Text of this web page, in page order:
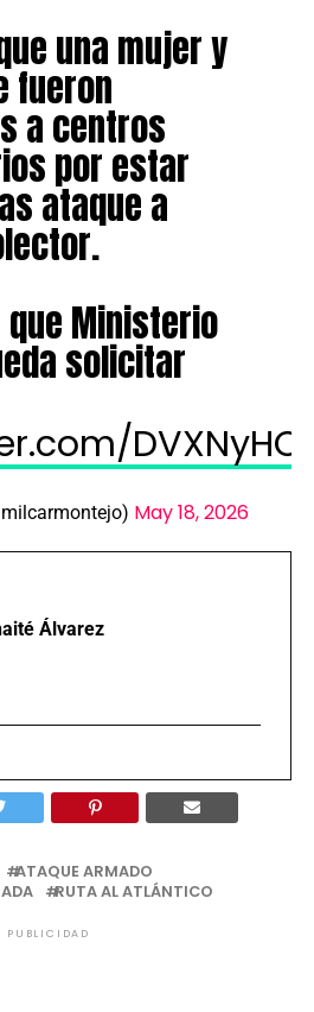
una mujer y
fueron
a centros
por estar
ataque a
que Ministerio
solicitar
May 18, 2026
Álvarez
ATAQUE ARMADO
RUTA AL ATLÁNTICO
PUBLICIDAD